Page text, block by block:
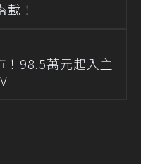
！
！98.5萬元起入主